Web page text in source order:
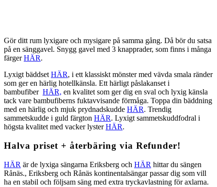
Gör ditt rum lyxigare och mysigare på samma gång. Då bör du satsa
på en sänggavel. Snygg gavel med 3 knapprader, som finns i många
färgerHÄR.
Lyxigt bäddset HÄR, i ett klassiskt mönster med vävda smala ränder
som ger en härlig hotellkänsla. Ett härligt påslakanset i
bambufiber HÄR, en kvalitet som ger dig en sval och lyxig känsla
tack vare bambufiberns fuktavvisande förmåga. Toppa din bäddning
med en härlig och mjuk prydnadskudde HÄR. Trendig
sammetskudde i guld färgton HÄR. Lyxigt sammetskuddfodral i
högsta kvalitet med vacker lysterHÄR.
Halva priset + återbäring via Refunder!
HÄR är de lyxiga sängarna Eriksberg och HÄR hittar du sängen
Rånäs., Eriksberg och Rånäs kontinentalsängar passar dig som vill
ha en stabil och följsam säng med extra tryckavlastning för axlarna.